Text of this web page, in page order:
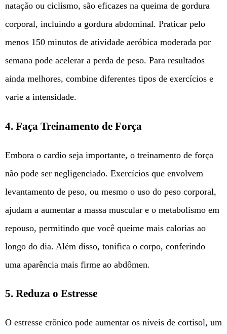
natação ou ciclismo, são eficazes na queima de gordura
corporal, incluindo a gordura abdominal. Praticar pelo
menos 150 minutos de atividade aeróbica moderada por
semana pode acelerar a perda de peso. Para resultados
ainda melhores, combine diferentes tipos de exercícios e
varie a intensidade.
4. Faça Treinamento de Força
Embora o cardio seja importante, o treinamento de força
não pode ser negligenciado. Exercícios que envolvem
levantamento de peso, ou mesmo o uso do peso corporal,
ajudam a aumentar a massa muscular e o metabolismo em
repouso, permitindo que você queime mais calorias ao
longo do dia. Além disso, tonifica o corpo, conferindo
uma aparência mais firme ao abdômen.
5. Reduza o Estresse
O estresse crônico pode aumentar os níveis de cortisol, um